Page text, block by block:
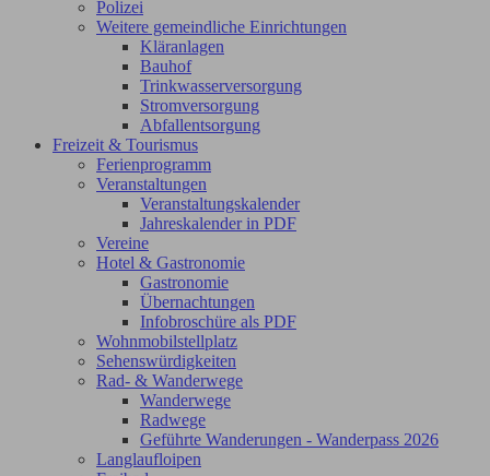
Polizei
Weitere gemeindliche Einrichtungen
Kläranlagen
Bauhof
Trinkwasserversorgung
Stromversorgung
Abfallentsorgung
Freizeit & Tourismus
Ferienprogramm
Veranstaltungen
Veranstaltungskalender
Jahreskalender in PDF
Vereine
Hotel & Gastronomie
Gastronomie
Übernachtungen
Infobroschüre als PDF
Wohnmobilstellplatz
Sehenswürdigkeiten
Rad- & Wanderwege
Wanderwege
Radwege
Geführte Wanderungen - Wanderpass 2026
Langlaufloipen